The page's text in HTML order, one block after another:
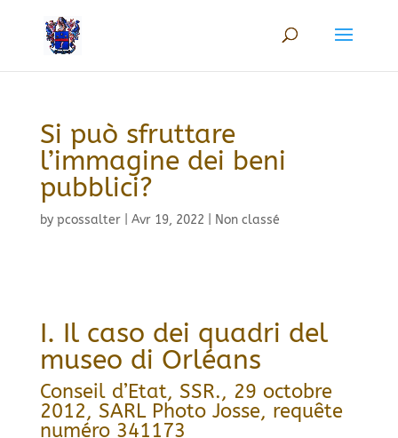
Si può sfruttare
l’immagine dei beni
pubblici?
by pcossalter| Avr 19, 2022 Non classé
I. Il caso dei quadri del
museo di Orléans
Conseil d’Etat, SSR., 29 octobre
2012, SARL Photo Josse, requête
numéro 341173